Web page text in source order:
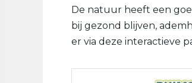
De natuur heeft een
bij gezond blijven,
er via deze interactieve